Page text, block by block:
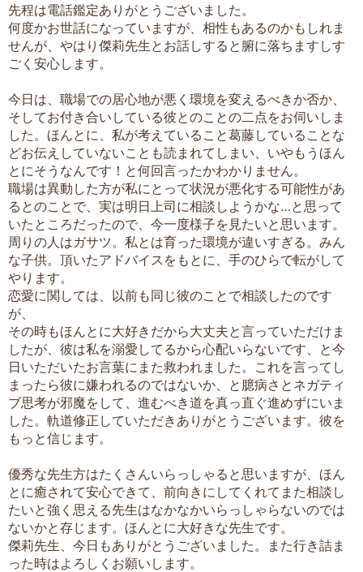
先程は電話鑑定ありがとうございました。
何度かお世話になっていますが、相性もあるのかもしれま
せんが、やはり傑莉先生とお話しすると腑に落ちますしす
ごく安心します。
今日は、職場での居心地が悪く環境を変えるべきか否か、
そしてお付き合いしている彼とのことの二点をお伺いしま
した。ほんとに、私が考えていること葛藤していることな
どお伝えしていないことも読まれてしまい、いやもうほん
とにそうなんです！と何回言ったかわかりません。
職場は異動した方が私にとって状況が悪化する可能性があ
るとのことで、実は明日上司に相談しようかな…と思って
いたところだったので、今一度様子を見たいと思います。
周りの人はガサツ。私とは育った環境が違いすぎる。みん
な子供。頂いたアドバイスをもとに、手のひらで転がして
やります。
恋愛に関しては、以前も同じ彼のことで相談したのです
が、
その時もほんとに大好きだから大丈夫と言っていただけま
したが、彼は私を溺愛してるから心配いらないです、と今
日いただいたお言葉にまた救われました。これを言ってし
まったら彼に嫌われるのではないか、と臆病さとネガティ
ブ思考が邪魔をして、進むべき道を真っ直ぐ進めずにいま
した。軌道修正していただきありがとうございます。彼を
もっと信じます。
優秀な先生方はたくさんいらっしゃると思いますが、ほん
とに癒されて安心できて、前向きにしてくれてまた相談し
たいと強く思える先生はなかなかいらっしゃらないのでは
ないかと存じます。ほんとに大好きな先生です。
傑莉先生、今日もありがとうございました。また行き詰ま
った時はよろしくお願いします。